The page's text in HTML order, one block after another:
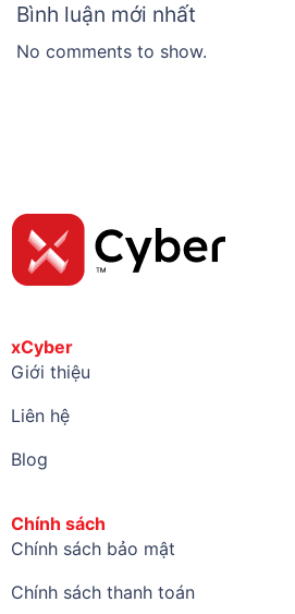
Bình luận mới nhất
No comments to show.
xCyber
Giới thiệu
Liên hệ
Blog
Chính sách
Chính sách bảo mật
Chính sách thanh toán